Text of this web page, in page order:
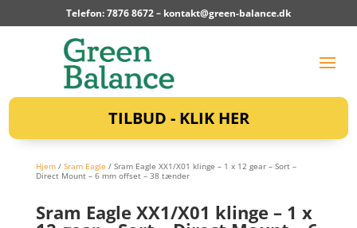
Telefon: 7876 8672 – kontakt@green-balance.dk
TILBUD - KLIK HER
Hjem/ Sram Eagle / Sram Eagle XX1/X01 klinge – 1 x 12 gear – Sort –
Direct Mount – 6 mm offset – 38 tænder
Sram Eagle XX1/X01 klinge – 1 x